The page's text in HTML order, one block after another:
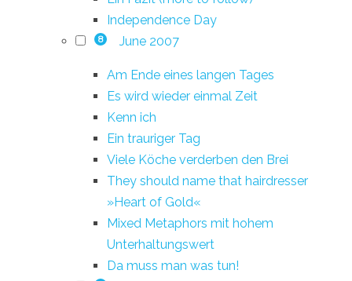
Independence Day
8 June 2007
Am Ende eines langen Tages
Es wird wieder einmal Zeit
Kenn ich
Ein trauriger Tag
Viele Köche verderben den Brei
They should name that hairdresser
»Heart of Gold«
Mixed Metaphors mit hohem
Unterhaltungswert
Da muss man was tun!